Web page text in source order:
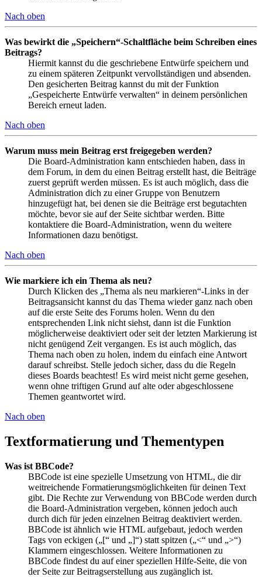
Nach oben
Was bewirkt die „Speichern“-Schaltfläche beim Schreiben eines
Beitrags?
Hiermit kannst du die geschriebene Entwürfe speichern und
zu einem späteren Zeitpunkt vervollständigen und absenden.
Den gesicherten Beitrag kannst du mit der Funktion
„Gespeicherte Entwürfe verwalten“ in deinem persönlichen
Bereich erneut laden.
Nach oben
Warum muss mein Beitrag erst freigegeben werden?
Die Board-Administration kann entschieden haben, dass in
dem Forum, in dem du einen Beitrag erstellt hast, die Beiträge
zuerst geprüft werden müssen. Es ist auch möglich, dass die
Administration dich zu einer Gruppe von Benutzern
hinzugefügt hat, bei denen sie die Beiträge erst begutachten
möchte, bevor sie auf der Seite sichtbar werden. Bitte
kontaktiere die Board-Administration, wenn du weitere
Informationen dazu benötigst.
Nach oben
Wie markiere ich ein Thema als neu?
Durch Klicken des „Thema als neu markieren“-Links in der
Beitragsansicht kannst du das Thema wieder ganz nach oben
auf die erste Seite des Forums holen. Wenn du den
entsprechenden Link nicht siehst, dann ist die Funktion
möglicherweise deaktiviert oder seit der letzten Markierung ist
nicht genügend Zeit vergangen. Es ist auch möglich, das
Thema nach oben zu holen, indem du einfach eine Antwort
darauf schreibst. Stelle jedoch sicher, dass du die Regeln
dieses Boards beachtest! Es wird meist nicht gerne gesehen,
wenn ohne triftigen Grund auf alte oder abgeschlossene
Themen geantwortet wird.
Nach oben
Textformatierung und Thementypen
Was ist BBCode?
BBCode ist eine spezielle Umsetzung von HTML, die dir
weitreichende Formatierungsmöglichkeiten für deinen Text
gibt. Die Rechte zur Verwendung von BBCode werden durch
die Board-Administration vergeben, können jedoch auch
durch dich für jeden einzelnen Beitrag deaktiviert werden.
BBCode ist ähnlich wie HTML aufgebaut, jedoch werden
Tags von eckigen („[“ und „]“) statt spitzen („<“ und „>“)
Klammern eingeschlossen. Weitere Informationen zu
BBCode findest du auf einer speziellen Hilfe-Seite, die von
der Seite zur Beitragserstellung aus zugänglich ist.